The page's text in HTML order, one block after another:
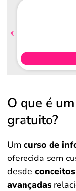
O que é
gratuito?
Um curso de
oferecida sem
desde
avançadas